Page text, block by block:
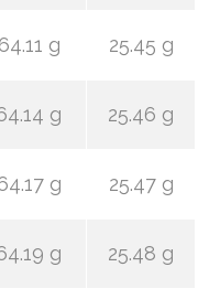
64.11 g 25.45 g
g 25.46 g
g 25.47 g
g 25.48 g